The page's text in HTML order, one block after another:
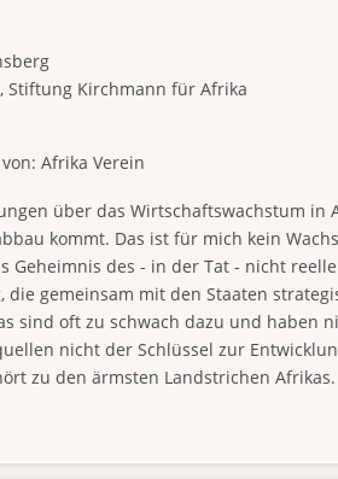
Stiftung Kirchmann für Afrika
Afrika Verein
über das Wirtschaftswachstum in
kommt. Das ist für mich kein
Geheimnis des - in der Tat - nicht
die gemeinsam mit den Staaten
sind oft zu schwach dazu und haben
nicht der Schlüssel zur
zu den ärmsten Landstrichen Afrikas.